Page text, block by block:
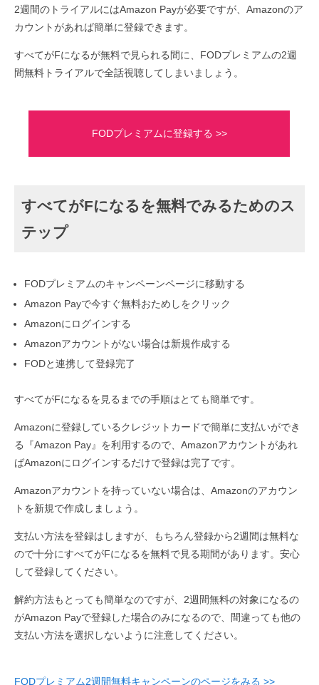
2週間のトライアルにはAmazon Payが必要ですが、Amazonのア
カウントがあれば簡単に登録できます。
すべてがFになるが無料で見られる間に、FODプレミアムの2週
間無料トライアルで全話視聴してしまいましょう。
FODプレミアムに登録する >>
すべてがFになるを無料でみるためのス
テップ
FODプレミアムのキャンペーンページに移動する
Amazon Payで今すぐ無料おためしをクリック
Amazonにログインする
Amazonアカウントがない場合は新規作成する
FODと連携して登録完了
すべてがFになるを見るまでの手順はとても簡単です。
Amazonに登録しているクレジットカードで簡単に支払いができ
る『Amazon Pay』を利用するので、Amazonアカウントがあれ
ばAmazonにログインするだけで登録は完了です。
Amazonアカウントを持っていない場合は、Amazonのアカウン
トを新規で作成しましょう。
支払い方法を登録はしますが、もちろん登録から2週間は無料な
ので十分にすべてがFになるを無料で見る期間があります。安心
して登録してください。
解約方法もとっても簡単なのですが、2週間無料の対象になるの
がAmazon Payで登録した場合のみになるので、間違っても他の
支払い方法を選択しないように注意してください。
FODプレミアム2週間無料キャンペーンのページをみる >>